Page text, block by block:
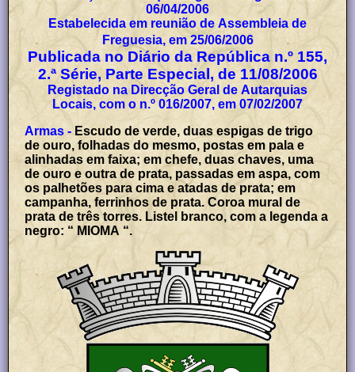
06/04/2006
Estabelecida em reunião de Assembleia de
Freguesia, em 25/06/2006
Publicada no Diário da República n.º 155,
2.ª Série, Parte Especial, de 11/08/2006
Registado na Direcção Geral de Autarquias
Locais, com o n.º 016/2007, em 07/02/2007
Armas - Escudo de verde, duas espigas de trigo
de ouro, folhadas do mesmo, postas em pala e
alinhadas em faixa; em chefe, duas chaves, uma
de ouro e outra de prata, passadas em aspa, com
os palhetões para cima e atadas de prata; em
campanha, ferrinhos de prata. Coroa mural de
prata de três torres. Listel branco, com a legenda a
negro: “ MIOMA “.